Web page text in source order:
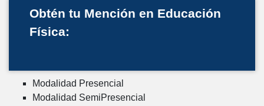
Obtén tu Mención en Educación
Física:
Modalidad Presencial
Modalidad SemiPresencial